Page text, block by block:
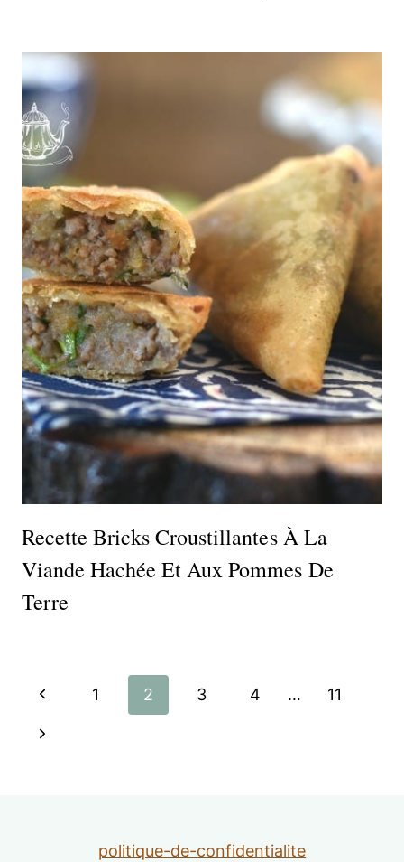
Recette Bricks Croustillantes À La
Viande Hachée Et Aux Pommes De
Terre
Navigation
de
Page
précédente
1 2 3 4 … 11
Page
politique-de-confidentialite